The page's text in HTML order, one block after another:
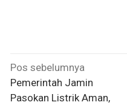
Navigasi
pos
Pos sebelumnya
Pemerintah Jamin
Pasokan Listrik Aman,